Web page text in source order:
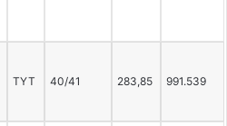
TYT 40/41 283,85 991.539